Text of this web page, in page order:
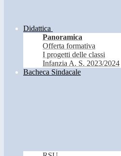
Didattica
Panoramica
Offerta formativa
I progetti delle classi
Infanzia A. S. 2023/2024
Bacheca Sindacale